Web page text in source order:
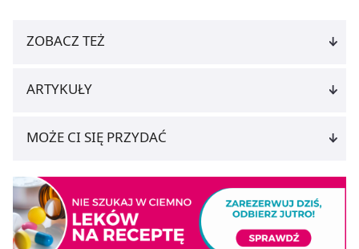
ZOBACZ TEŻ
ARTYKUŁY
MOŻE CI SIĘ PRZYDAĆ